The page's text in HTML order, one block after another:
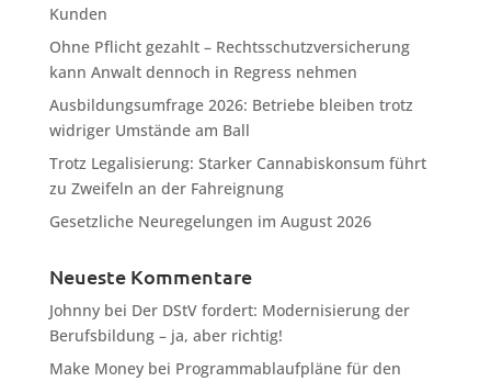
Kunden
Ohne Pflicht gezahlt – Rechtsschutzversicherung
kann Anwalt dennoch in Regress nehmen
Ausbildungsumfrage 2026: Betriebe bleiben trotz
widriger Umstände am Ball
Trotz Legalisierung: Starker Cannabiskonsum führt
zu Zweifeln an der Fahreignung
Gesetzliche Neuregelungen im August 2026
Neueste Kommentare
Johnnybei Der DStV fordert: Modernisierung der
Berufsbildung – ja, aber richtig!
Make Moneybei Programmablaufpläne für den